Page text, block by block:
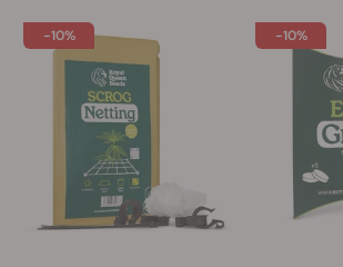
-10% -10%